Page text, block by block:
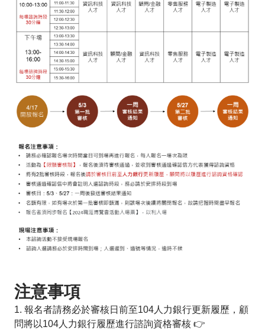
注意事項
1. 報名者請務必於審核日前至104人力銀行更新履歷，顧
問將以104人力銀行履歷進行諮詢資格審核 👉